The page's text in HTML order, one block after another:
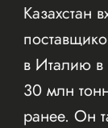
Казахстан
в Италию
30 млн
ранее. Он